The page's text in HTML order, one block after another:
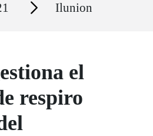
Ilunion
el
respiro